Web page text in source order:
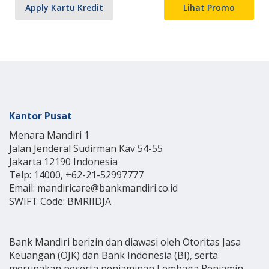
Apply Kartu Kredit Lihat Promo
Kantor Pusat
Menara Mandiri 1
Jalan Jenderal Sudirman Kav 54-55
Jakarta 12190 Indonesia
Telp: 14000, +62-21-52997777
Email: mandiricare@bankmandiri.co.id
SWIFT Code: BMRIIDJA
Bank Mandiri berizin dan diawasi oleh Otoritas Jasa
Keuangan (OJK) dan Bank Indonesia (BI), serta